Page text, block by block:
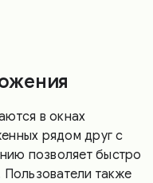
в окнах
рядом друг с
позволяет быстро
также